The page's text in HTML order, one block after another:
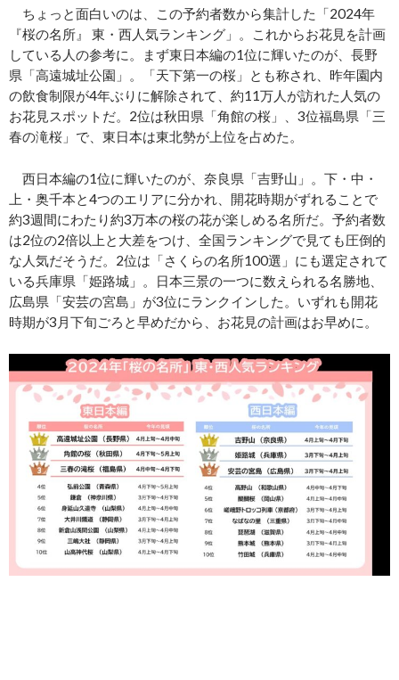
ちょっと面白いのは、この予約者数から集計した「2024年
『桜の名所』 東・西人気ランキング」。これからお花見を計画
している人の参考に。まず東日本編の1位に輝いたのが、長野
県「高遠城址公園」。「天下第一の桜」とも称され、昨年園内
の飲食制限が4年ぶりに解除されて、約11万人が訪れた人気の
お花見スポットだ。2位は秋田県「角館の桜」、3位福島県「三
春の滝桜」で、東日本は東北勢が上位を占めた。
西日本編の1位に輝いたのが、奈良県「吉野山」。下・中・
上・奥千本と4つのエリアに分かれ、開花時期がずれることで
約3週間にわたり約3万本の桜の花が楽しめる名所だ。予約者数
は2位の2倍以上と大差をつけ、全国ランキングで見ても圧倒的
な人気だそうだ。2位は「さくらの名所100選」にも選定されて
いる兵庫県「姫路城」。日本三景の一つに数えられる名勝地、
広島県「安芸の宮島」が3位にランクインした。いずれも開花
時期が3月下旬ごろと早めだから、お花見の計画はお早めに。